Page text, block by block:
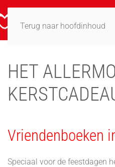
Terug naar hoofdinhoud
HET
Vriendenboeken
Speciaal voor de feestdagen